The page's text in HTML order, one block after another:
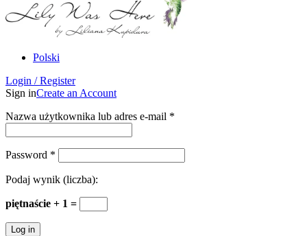
Polski
Login / Register
Sign inCreate an Account
Nazwa użytkownika lub adres e-mail *
Password *
Podaj wynik (liczba):
piętnaście + 1 =
Log in